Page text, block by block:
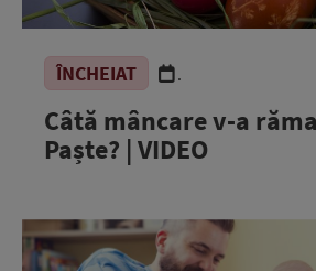
ÎNCHEIAT .
Câtă mâncare v-a
Paște? | VIDEO